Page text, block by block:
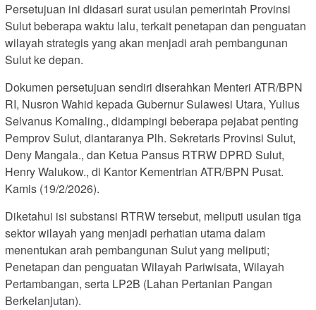
Persetujuan ini didasari surat usulan pemerintah Provinsi
Sulut beberapa waktu lalu, terkait penetapan dan penguatan
wilayah strategis yang akan menjadi arah pembangunan
Sulut ke depan.
Dokumen persetujuan sendiri diserahkan Menteri ATR/BPN
RI, Nusron Wahid kepada Gubernur Sulawesi Utara, Yulius
Selvanus Komaling., didampingi beberapa pejabat penting
Pemprov Sulut, diantaranya Plh. Sekretaris Provinsi Sulut,
Deny Mangala., dan Ketua Pansus RTRW DPRD Sulut,
Henry Walukow., di Kantor Kementrian ATR/BPN Pusat.
Kamis (19/2/2026).
Diketahui isi substansi RTRW tersebut, meliputi usulan tiga
sektor wilayah yang menjadi perhatian utama dalam
menentukan arah pembangunan Sulut yang meliputi;
Penetapan dan penguatan Wilayah Pariwisata, Wilayah
Pertambangan, serta LP2B (Lahan Pertanian Pangan
Berkelanjutan).